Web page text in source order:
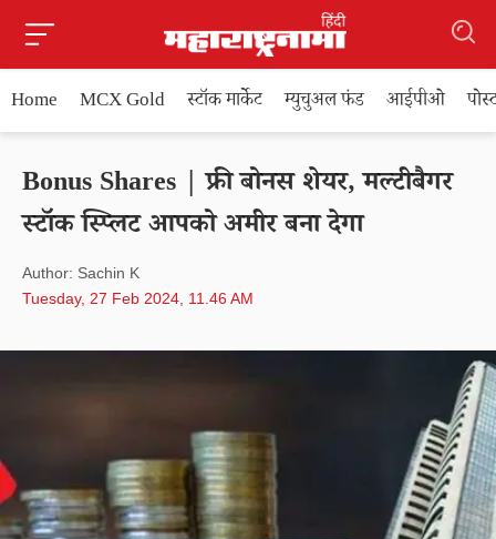
Home MCX Gold स्टॉक मार्केट म्युचुअल फंड आईपीओ
Bonus Shares | फ्री बोनस शेयर, मल्टीबैगर
स्टॉक स्प्लिट आपको अमीर बना देगा
Author: Sachin K
Tuesday, 27 Feb 2024, 11.46 AM